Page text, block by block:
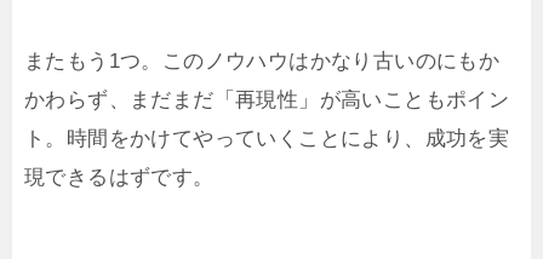
またもう1つ。このノウハウはかなり古いのにもか
かわらず、まだまだ「再現性」が高いこともポイン
ト。時間をかけてやっていくことにより、成功を実
現できるはずです。